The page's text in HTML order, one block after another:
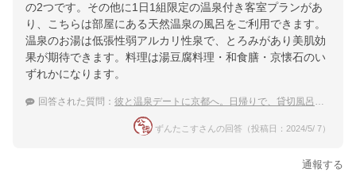
の2つです。その他に1日1組限定の温泉付き客室プランがあ
り、こちらは部屋にある天然温泉の風呂をご利用できます。
温泉のお湯は低張性弱アルカリ性泉で、とろみがあり美肌効
果が期待できます。料理は湯豆腐料理・和食膳・京懐石のい
ずれかになります。
回答された質問： 彼と温泉デートに京都へ。日帰りで、貸切風呂のある温泉旅館を教えて！
ずんたこすさんの回答（投稿日：2024/5/ 7）
通報する